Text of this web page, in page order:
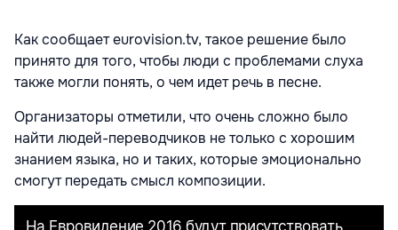
Как сообщает eurovision.tv, такое решение было
принято для того, чтобы люди с проблемами слуха
также могли понять, о чем идет речь в песне.
Организаторы отметили, что очень сложно было
найти людей-переводчиков не только с хорошим
знанием языка, но и таких, которые эмоционально
смогут передать смысл композиции.